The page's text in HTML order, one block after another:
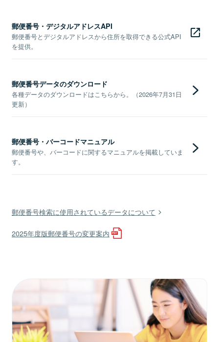
郵便番号・デジタルアドレスAPI
郵便番号とデジタルアドレスから住所を取得できる公式API
を提供。
郵便番号データのダウンロード
各種データのダウンロードはこちらから。（2026年7月31日
更新）
郵便番号・バーコードマニュアル
郵便番号や、バーコードに関するマニュアルを掲載していま
す。
郵便番号検索に使用されているデータについて
2025年度版郵便番号の変更案内